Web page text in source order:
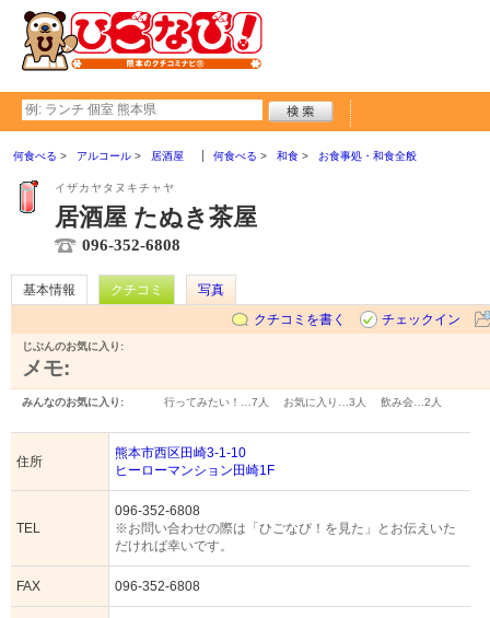
何食べる アルコール 居酒屋 何食べる 和食 お食事処・和食全般
イザカヤタヌキチャヤ
居酒屋 たぬき茶屋
096-352-6808
基本情報 クチコミ
写真
クチコミを書く
チェックイン
じぶんのお気に入り:
メモ:
みんなのお気に入り: 行ってみたい！… 7人 お気に入り… 3人 飲み会… 2人
住所
熊本市西区田崎3-1-10
ヒーローマンション田崎1F
TEL
096-352-6808
※お問い合わせの際は「ひごなび！を見た」とお伝えいた
だければ幸いです。
FAX 096-352-6808